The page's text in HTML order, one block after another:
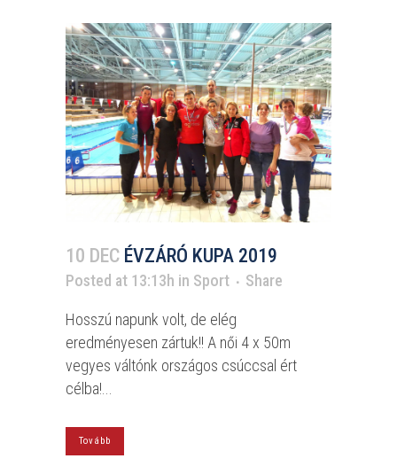
10 DEC ÉVZÁRÓ KUPA 2019
Posted at 13:13h in Sport Share
Hosszú napunk volt, de elég
eredményesen zártuk!! A női 4 x 50m
vegyes váltónk országos csúccsal ért
célba!...
Tovább